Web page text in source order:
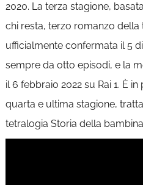
2020. La terza stagione,
chi resta, terzo romanzo della
ufficialmente confermata il 5
sempre da otto episodi, e la
il 6 febbraio 2022 su Rai 1. È
quarta e ultima stagione,
tetralogia Storia della